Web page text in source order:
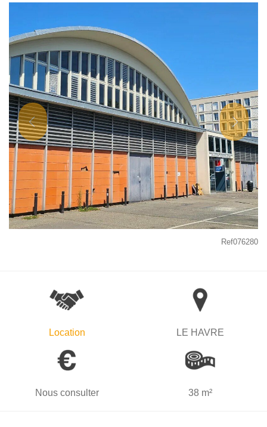
Ref076280
Location LE HAVRE
Nous consulter 38 m²